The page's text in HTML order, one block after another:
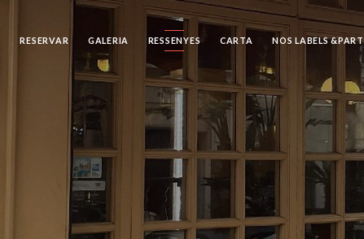
RESERVAR GALERIA RESSENYES CARTA NOS LABELS